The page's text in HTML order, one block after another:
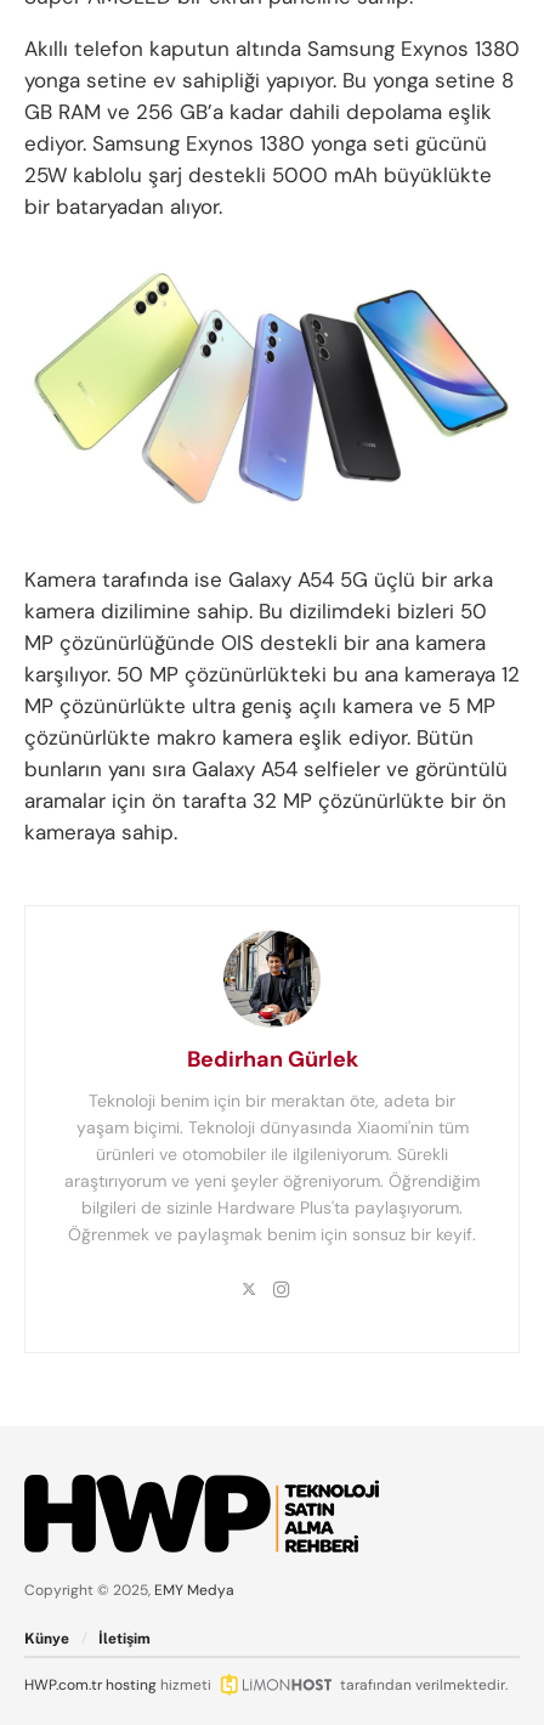
Akıllı telefon kaputun altında Samsung Exynos 1380
yonga setine ev sahipliği yapıyor. Bu yonga setine 8
GB RAM ve 256 GB’a kadar dahili depolama eşlik
ediyor. Samsung Exynos 1380 yonga seti gücünü
25W kablolu şarj destekli 5000 mAh büyüklükte
bir bataryadan alıyor.
Kamera tarafında ise Galaxy A54 5G üçlü bir arka
kamera dizilimine sahip. Bu dizilimdeki bizleri 50
MP çözünürlüğünde OIS destekli bir ana kamera
karşılıyor. 50 MP çözünürlükteki bu ana kameraya 12
MP çözünürlükte ultra geniş açılı kamera ve 5 MP
çözünürlükte makro kamera eşlik ediyor. Bütün
bunların yanı sıra Galaxy A54 selfieler ve görüntülü
aramalar için ön tarafta 32 MP çözünürlükte bir ön
kameraya sahip.
Bedirhan Gürlek
Teknoloji benim için bir meraktan öte, adeta bir
yaşam biçimi. Teknoloji dünyasında Xiaomi'nin tüm
ürünleri ve otomobiler ile ilgileniyorum. Sürekli
araştırıyorum ve yeni şeyler öğreniyorum. Öğrendiğim
bilgileri de sizinle Hardware Plus'ta paylaşıyorum.
Öğrenmek ve paylaşmak benim için sonsuz bir keyif.
Copyright © 2025, EMY Medya
Künye İletişim
HWP.com.trhosting hizmeti tarafından verilmektedir.